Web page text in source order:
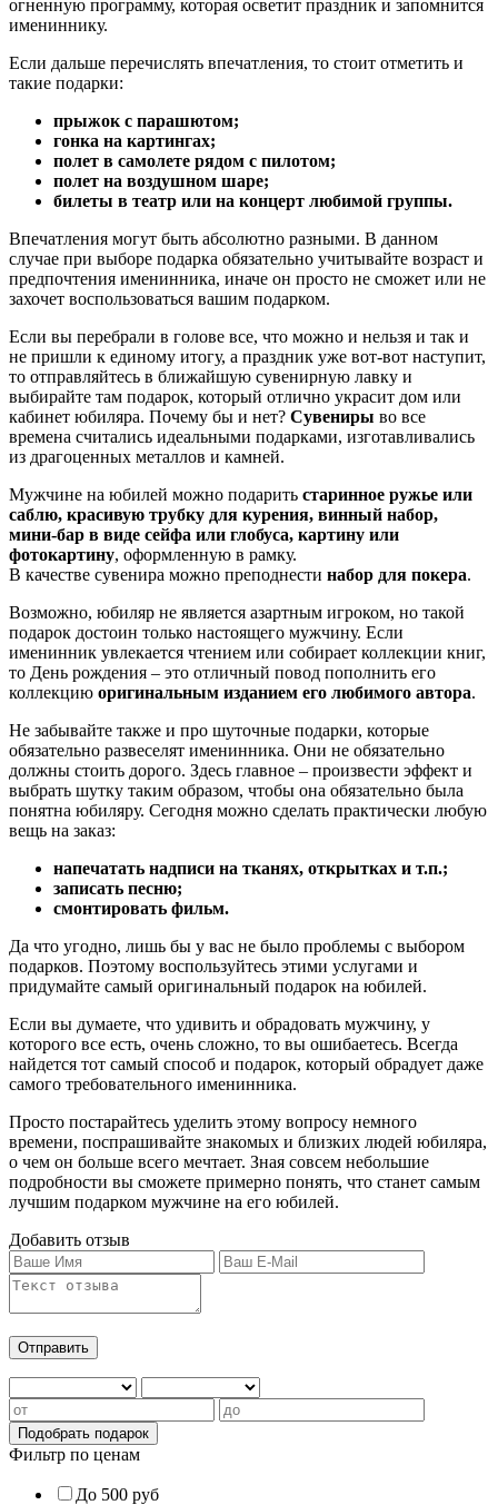
огненную программу, которая осветит праздник и запомнится
имениннику.
Если дальше перечислять впечатления, то стоит отметить и
такие подарки:
прыжок с парашютом;
гонка на картингах;
полет в самолете рядом с пилотом;
полет на воздушном шаре;
билеты в театр или на концерт любимой группы.
Впечатления могут быть абсолютно разными. В данном
случае при выборе подарка обязательно учитывайте возраст и
предпочтения именинника, иначе он просто не сможет или не
захочет воспользоваться вашим подарком.
Если вы перебрали в голове все, что можно и нельзя и так и
не пришли к единому итогу, а праздник уже вот-вот наступит,
то отправляйтесь в ближайшую сувенирную лавку и
выбирайте там подарок, который отлично украсит дом или
кабинет юбиляра. Почему бы и нет? Сувениры во все
времена считались идеальными подарками, изготавливались
из драгоценных металлов и камней.
Мужчине на юбилей можно подарить старинное ружье или
саблю, красивую трубку для курения, винный набор,
мини-бар в виде сейфа или глобуса, картину или
фотокартину, оформленную в рамку.
В качестве сувенира можно преподнести набор для покера.
Возможно, юбиляр не является азартным игроком, но такой
подарок достоин только настоящего мужчину. Если
именинник увлекается чтением или собирает коллекции книг,
то День рождения – это отличный повод пополнить его
коллекцию оригинальным изданием его любимого автора.
Не забывайте также и про шуточные подарки, которые
обязательно развеселят именинника. Они не обязательно
должны стоить дорого. Здесь главное – произвести эффект и
выбрать шутку таким образом, чтобы она обязательно была
понятна юбиляру. Сегодня можно сделать практически любую
вещь на заказ:
напечатать надписи на тканях, открытках и т.п.;
записать песню;
смонтировать фильм.
Да что угодно, лишь бы у вас не было проблемы с выбором
подарков. Поэтому воспользуйтесь этими услугами и
придумайте самый оригинальный подарок на юбилей.
Если вы думаете, что удивить и обрадовать мужчину, у
которого все есть, очень сложно, то вы ошибаетесь. Всегда
найдется тот самый способ и подарок, который обрадует даже
самого требовательного именинника.
Просто постарайтесь уделить этому вопросу немного
времени, поспрашивайте знакомых и близких людей юбиляра,
о чем он больше всего мечтает. Зная совсем небольшие
подробности вы сможете примерно понять, что станет самым
лучшим подарком мужчине на его юбилей.
Добавить отзыв
Фильтр по ценам
До 500 руб